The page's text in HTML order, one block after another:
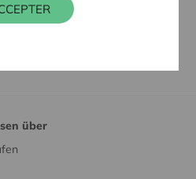
sein.
über